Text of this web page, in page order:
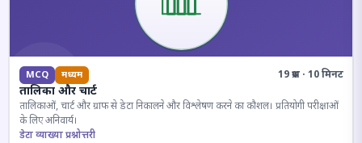
MCQ मध्यम 19 प्रश्न · 10 मिनट
तालिका और चार्ट
तालिकाओं, चार्ट और ग्राफ से डेटा निकालने और विश्लेषण करने का कौशल। प्रतियोगी परीक्षाओं
के लिए अनिवार्य।
डेटा व्याख्या प्रश्नोत्तरी